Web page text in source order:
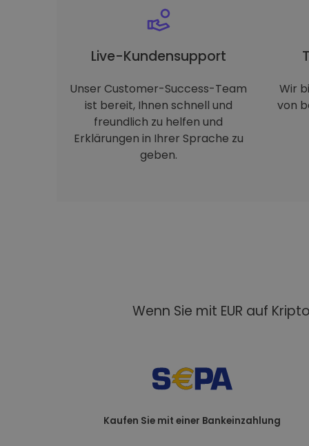
Live-Kundensupport
Unser Customer-Success-Team
ist bereit, Ihnen schnell und
freundlich zu helfen und
Erklärungen in Ihrer Sprache zu
geben.
Wir
von
Wenn Sie mit EUR auf
Kaufen Sie mit einer Bankeinzahlung